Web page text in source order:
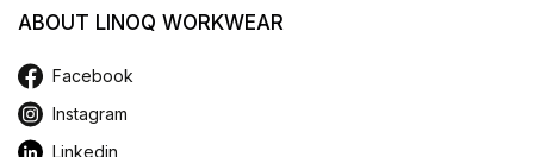
ABOUT LINOQ WORKWEAR
Facebook
Instagram
Linkedin